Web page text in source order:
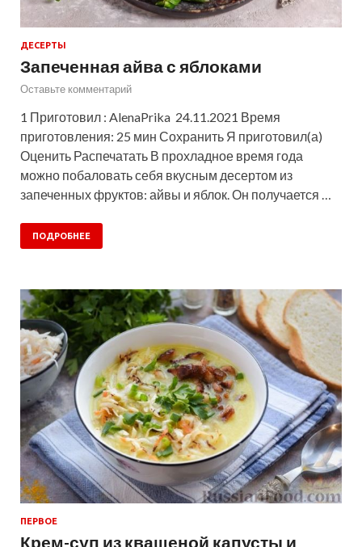
ДЕСЕРТЫ
Запеченная айва с яблоками
Оставьте комментарий
1 Приготовил : AlenaPrika 24.11.2021 Время
приготовления: 25 мин Сохранить Я приготовил(а)
Оценить Распечатать В прохладное время года
можно побаловать себя вкусным десертом из
запеченных фруктов: айвы и яблок. Он получается …
ПОДРОБНЕЕ
ПЕРВОЕ
Крем-суп из квашеной капусты и